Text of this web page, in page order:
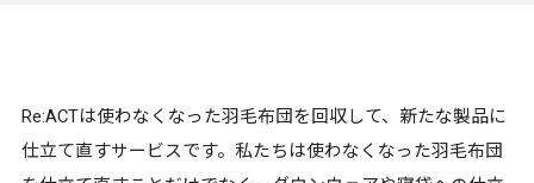
Re:ACTは使わなくなった羽毛布団を回収して、新たな製品に
仕立て直すサービスです。私たちは使わなくなった羽毛布団